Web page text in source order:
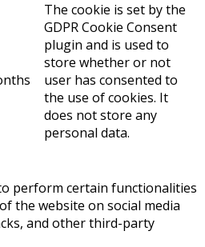
The cookie is set by the
GDPR Cookie Consent
plugin and is used to
store whether or not
user has consented to
the use of cookies. It
does not store any
personal data.
perform certain functionalities
the website on social media
and other third-party